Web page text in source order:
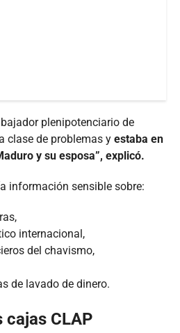
plenipotenciario de
clase de problemas y estaba en
y su esposa”, explicó.
información sensible sobre:
internacional,
del chavismo,
de lavado de dinero.
cajas CLAP